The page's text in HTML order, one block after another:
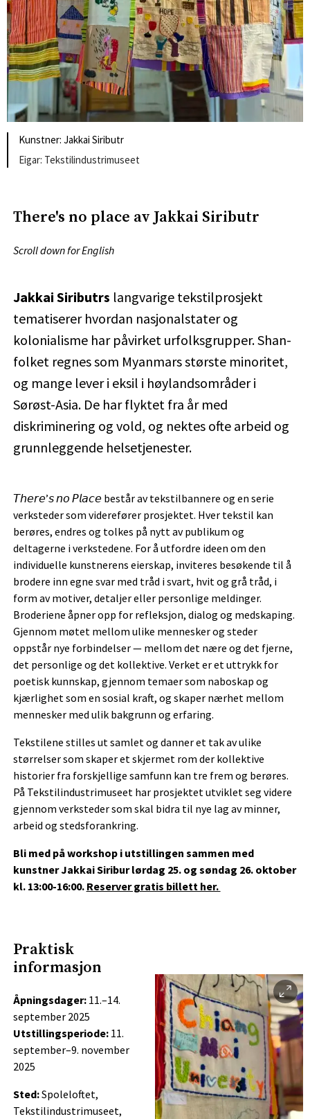
Kunstner: Jakkai Siributr
Tekstilindustrimuseet
There's no place av Jakkai Siributr
Scroll down for English
Jakkai Siributrs langvarige tekstilprosjekt
tematiserer hvordan nasjonalstater og
kolonialisme har påvirket urfolksgrupper. Shan-
folket regnes som Myanmars største minoritet,
og mange lever i eksil i høylandsområder i
Sørøst-Asia. De har flyktet fra år med
diskriminering og vold, og nektes ofte arbeid og
grunnleggende helsetjenester.
𝘛𝘩𝘦𝘳𝘦’𝘴 𝘯𝘰 𝘗𝘭𝘢𝘤𝘦 består av tekstilbannere og en serie
verksteder som viderefører prosjektet. Hver tekstil kan
berøres, endres og tolkes på nytt av publikum og
deltagerne i verkstedene. For å utfordre ideen om den
individuelle kunstnerens eierskap, inviteres besøkende til å
brodere inn egne svar med tråd i svart, hvit og grå tråd, i
form av motiver, detaljer eller personlige meldinger.
Broderiene åpner opp for refleksjon, dialog og medskaping.
Gjennom møtet mellom ulike mennesker og steder
oppstår nye forbindelser — mellom det nære og det fjerne,
det personlige og det kollektive. Verket er et uttrykk for
poetisk kunnskap, gjennom temaer som naboskap og
kjærlighet som en sosial kraft, og skaper nærhet mellom
mennesker med ulik bakgrunn og erfaring.
Tekstilene stilles ut samlet og danner et tak av ulike
størrelser som skaper et skjermet rom der kollektive
historier fra forskjellige samfunn kan tre frem og berøres.
På Tekstilindustrimuseet har prosjektet utviklet seg videre
gjennom verksteder som skal bidra til nye lag av minner,
arbeid og stedsforankring.
Bli med på workshop i utstillingen sammen med
kunstner Jakkai Siribur lørdag 25. og søndag 26. oktober
kl. 13:00-16:00. Reserver gratis billett her.
Praktisk
informasjon
Åpningsdager:11.–14.
september 2025
Utstillingsperiode:11.
september–9. november
2025
Sted:Spoleloftet,
Tekstilindustrimuseet,